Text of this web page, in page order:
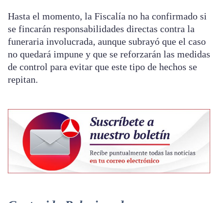
Hasta el momento, la Fiscalía no ha confirmado si
se fincarán responsabilidades directas contra la
funeraria involucrada, aunque subrayó que el caso
no quedará impune y que se reforzarán las medidas
de control para evitar que este tipo de hechos se
repitan.